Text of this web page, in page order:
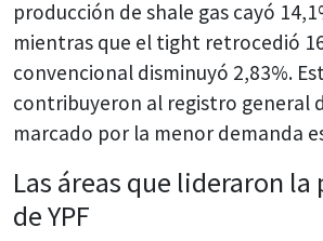
producción de shale gas cayó
mientras que el tight retrocedió
convencional disminuyó 2,83%.
contribuyeron al registro general
marcado por la menor demanda
Las áreas que lideraron
de YPF